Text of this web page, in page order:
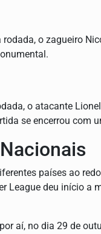
rodada, o zagueiro
o atacante
se encerrou com
países ao
League deu início
aí, no dia 29 de